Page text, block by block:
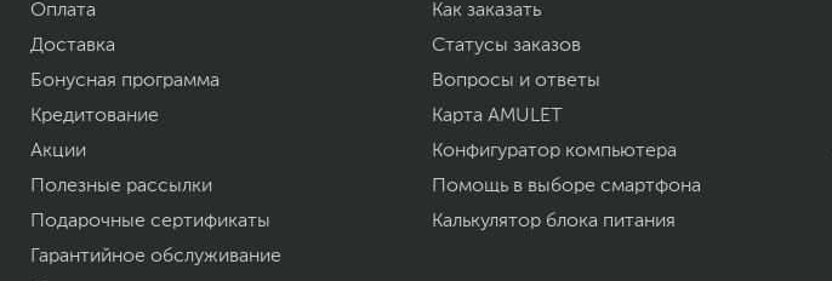
Оплата
Доставка
Бонусная программа
Кредитование
Акции
Полезные рассылки
Подарочные сертификаты
Гарантийное обслуживание
Как заказать
Статусы заказов
Вопросы и ответы
Карта AMULET
Конфигуратор компьютера
Помощь в выборе смартфона
Калькулятор блока питания